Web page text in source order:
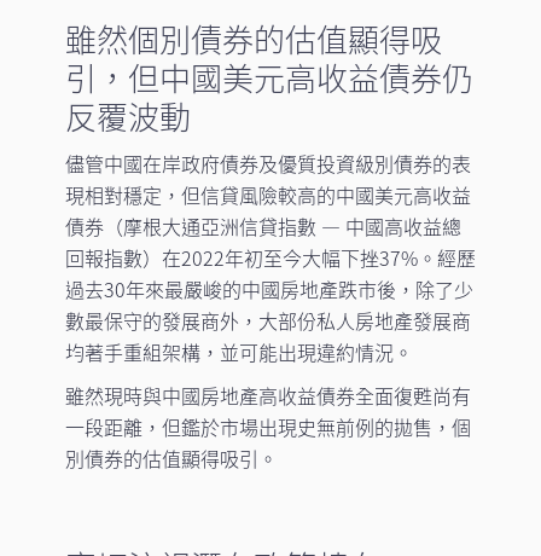
雖然個別債券的估值顯得吸
引，但中國美元高收益債券仍
反覆波動
儘管中國在岸政府債券及優質投資級別債券的表
現相對穩定，但信貸風險較高的中國美元高收益
債券（摩根大通亞洲信貸指數 — 中國高收益總
回報指數）在2022年初至今大幅下挫37%。經歷
過去30年來最嚴峻的中國房地產跌市後，除了少
數最保守的發展商外，大部份私人房地產發展商
均著手重組架構，並可能出現違約情況。
雖然現時與中國房地產高收益債券全面復甦尚有
一段距離，但鑑於市場出現史無前例的拋售，個
別債券的估值顯得吸引。